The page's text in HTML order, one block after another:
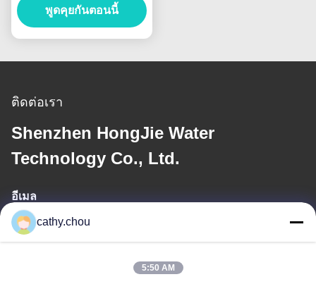
กรองน้ํา
พูดคุยกันตอนนี้
ติดต่อเรา
Shenzhen HongJie Water
Technology Co., Ltd.
อีเมล
cathy@szhjwater.com
cathy.chou
5:50 AM